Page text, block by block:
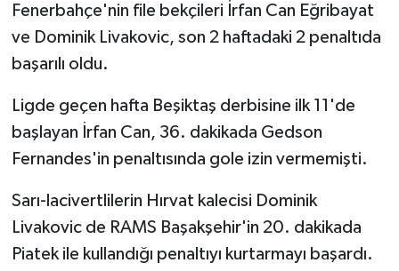
Fenerbahçe'nin file bekçileri İrfan Can Eğribayat
ve Dominik Livakovic, son 2 haftadaki 2 penaltıda
başarılı oldu.
Ligde geçen hafta Beşiktaş derbisine ilk 11'de
başlayan İrfan Can, 36. dakikada Gedson
Fernandes'in penaltısında gole izin vermemişti.
Sarı-lacivertlilerin Hırvat kalecisi Dominik
Livakovic de RAMS Başakşehir'in 20. dakikada
Piatek ile kullandığı penaltıyı kurtarmayı başardı.